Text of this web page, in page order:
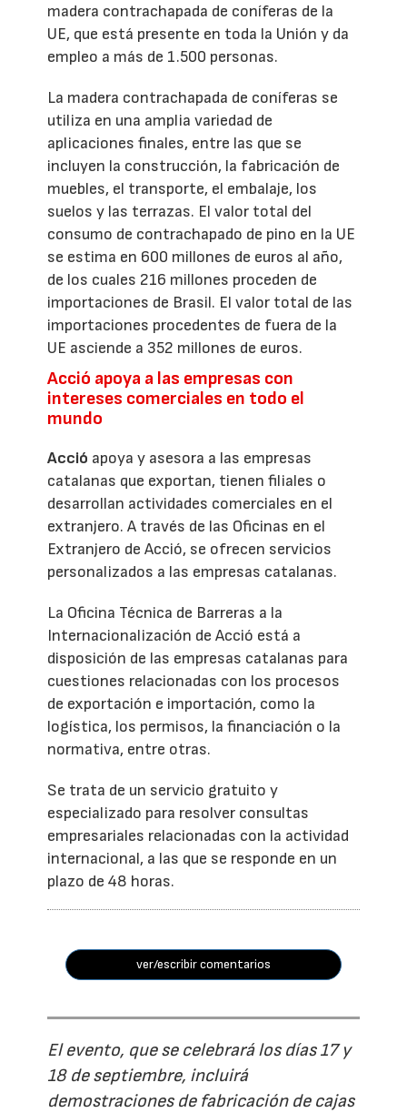
madera contrachapada de coníferas de la
UE, que está presente en toda la Unión y da
empleo a más de 1.500 personas.
La madera contrachapada de coníferas se
utiliza en una amplia variedad de
aplicaciones finales, entre las que se
incluyen la construcción, la fabricación de
muebles, el transporte, el embalaje, los
suelos y las terrazas. El valor total del
consumo de contrachapado de pino en la UE
se estima en 600 millones de euros al año,
de los cuales 216 millones proceden de
importaciones de Brasil. El valor total de las
importaciones procedentes de fuera de la
UE asciende a 352 millones de euros.
Acció apoya a las empresas con
intereses comerciales en todo el
mundo
Acció apoya y asesora a las empresas
catalanas que exportan, tienen filiales o
desarrollan actividades comerciales en el
extranjero. A través de las Oficinas en el
Extranjero de Acció, se ofrecen servicios
personalizados a las empresas catalanas.
La Oficina Técnica de Barreras a la
Internacionalización de Acció está a
disposición de las empresas catalanas para
cuestiones relacionadas con los procesos
de exportación e importación, como la
logística, los permisos, la financiación o la
normativa, entre otras.
Se trata de un servicio gratuito y
especializado para resolver consultas
empresariales relacionadas con la actividad
internacional, a las que se responde en un
plazo de 48 horas.
ver/escribir comentarios
El evento, que se celebrará los días 17 y
18 de septiembre, incluirá
demostraciones de fabricación de cajas